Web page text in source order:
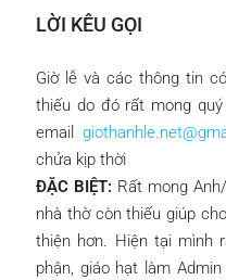
LỜI KÊU GỌI
Giờ lễ và các thông tin
thiếu do đó rất mong
email
chửa kịp thời
ĐẶC BIỆT: Rất mong
nhà thờ còn thiếu giúp cho
thiện hơn. Hiện tại mình
phận, giáo hạt làm